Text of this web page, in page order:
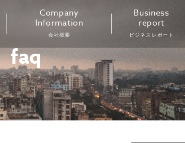
Company
Information
会社概要
Business
report
ビジネスレポート
faq